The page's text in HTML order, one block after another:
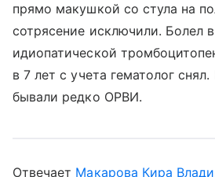
прямо макушкой со стула на
сотрясение исключили. Болел
идиопатической
в 7 лет с учета гематолог
бывали редко ОРВИ.
Отвечает Макарова Кира